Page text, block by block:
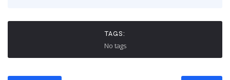
TAGS:
No tags